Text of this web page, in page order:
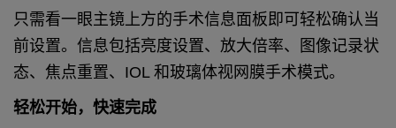
只需看一眼主镜上方的手术信息面板即可轻松确认当
前设置。信息包括亮度设置、放大倍率、图像记录状
态、焦点重置、IOL 和玻璃体视网膜手术模式。
轻松开始，快速完成